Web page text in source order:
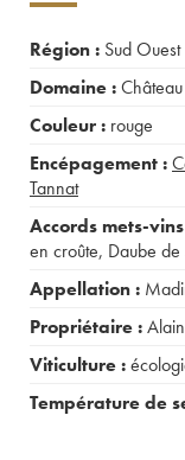
Région : Sud Ouest
Domaine :
Couleur : rouge
Encépagement :
Tannat
Accords mets-
en croûte, Daube
Appellation :
Propriétaire :
Viticulture :
Température de